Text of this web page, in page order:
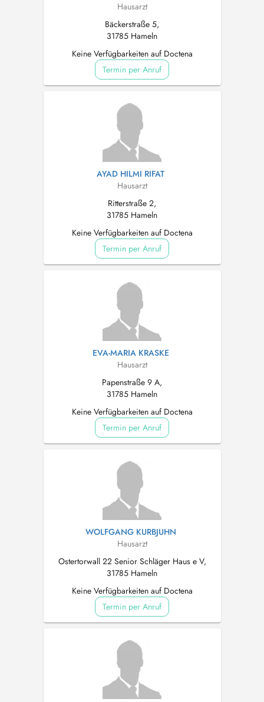
Hausarzt
Bäckerstraße 5,
31785 Hameln
Keine Verfügbarkeiten auf Doctena
Termin per Anruf
AYAD HILMI RIFAT
Hausarzt
Ritterstraße 2,
31785 Hameln
Keine Verfügbarkeiten auf Doctena
Termin per Anruf
EVA-MARIA KRASKE
Hausarzt
Papenstraße 9 A,
31785 Hameln
Keine Verfügbarkeiten auf Doctena
Termin per Anruf
WOLFGANG KURBJUHN
Hausarzt
Ostertorwall 22 Senior Schläger Haus e V,
31785 Hameln
Keine Verfügbarkeiten auf Doctena
Termin per Anruf